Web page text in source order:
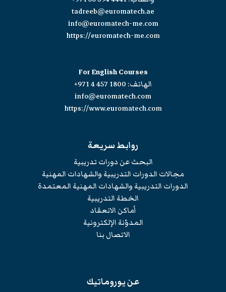
tadreeb@euromatech.ae
info@euromatech-me.com
https://euromatech-me.com
For English Courses
الهاتف: +971 4 457 1800
info@euromatech.com
https://www.euromatech.com
روابط سريعة
البحث عن دورات تدريبية
مجالات الدورات التدريبية والشهادات المهنية
الدورات التدريبية والشهادات المهنية المعتمدة
الخطة التدريبية
أماكن الانعقاد
المدوّنة الإلكترونية
الاتصال بنا
عن يوروماتيك